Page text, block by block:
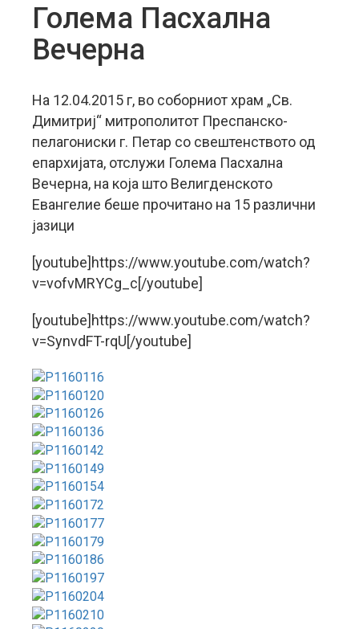
Голема Пасхална
Вечерна
На 12.04.2015 г, во соборниот храм „Св.
Димитриј“ митрополитот Преспанско-
пелагониски г. Петар со свештенството од
епархијата, отслужи Голема Пасхална
Вечерна, на која што Велигденското
Евангелие беше прочитано на 15 различни
јазици
[youtube]https://www.youtube.com/watch?
v=vofvMRYCg_c[/youtube]
[youtube]https://www.youtube.com/watch?
v=SynvdFT-rqU[/youtube]